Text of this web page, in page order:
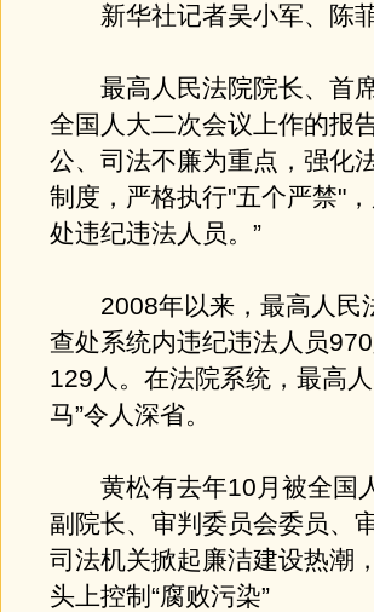
新华社记者吴小军、陈
最高人民法院院长、首席
全国人大二次会议上作的报
公、司法不廉为重点，强化
制度，严格执行"五个严禁"
处违纪违法人员。 ”
2008年以来，最高人民
查处系统内违纪违法人员
129人。在法院系统，最高
马”令人深省。
黄松有去年10月被全国
副院长、审判委员会委员、
司法机关掀起廉洁建设热潮
头上控制“腐败污染”